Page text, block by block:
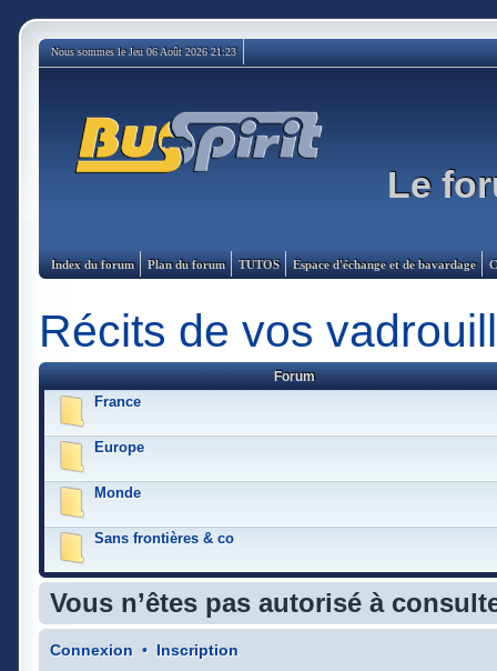
Nous sommes le Jeu 06 Août 2026 21:23
Le
Index du forum Plan du forum TUTOS Espace d'échange et de bavardage
Récits de vos
Forum
France
Europe
Monde
Sans frontières & co
Vous n’êtes pas autorisé à
Connexion • Inscription